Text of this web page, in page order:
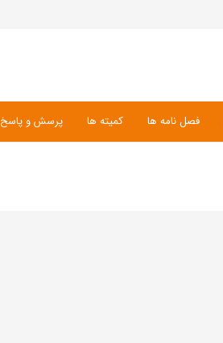
فصل نامه ها کمیته ها پرسش و پاسخ